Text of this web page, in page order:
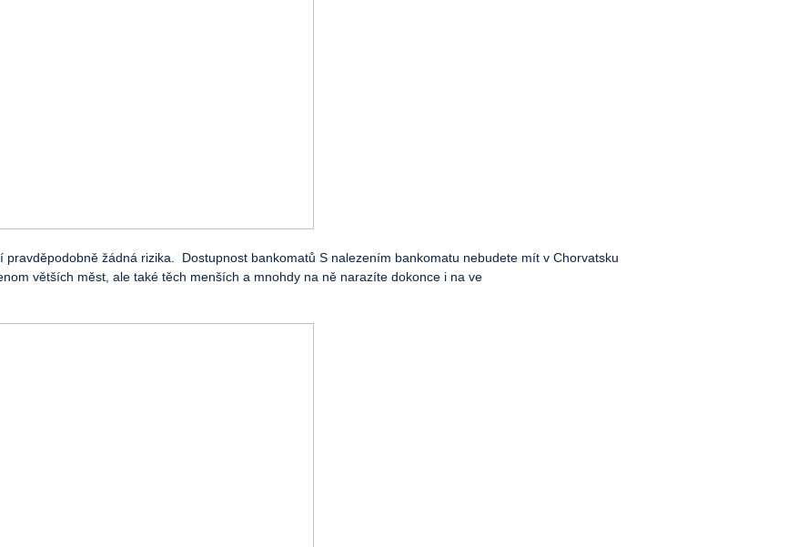
žádná rizika. Dostupnost bankomatů S nalezením bankomatu nebudete mít v Chorvatsku
větších měst, ale také těch menších a mnohdy na ně narazíte dokonce i na ve